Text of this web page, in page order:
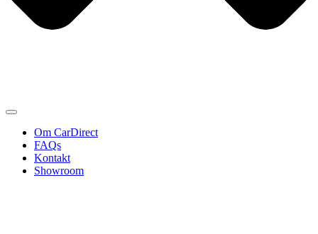
Om CarDirect
FAQs
Kontakt
Showroom